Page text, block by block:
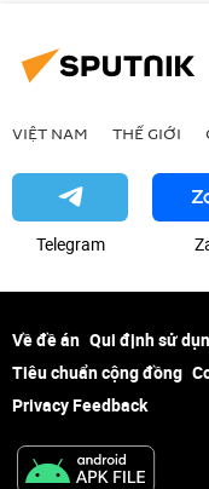
VIỆT NAM THẾ GIỚI
Telegram
Về đề án Qui định sử
Tiêu chuẩn cộng đồng
Privacy Feedback